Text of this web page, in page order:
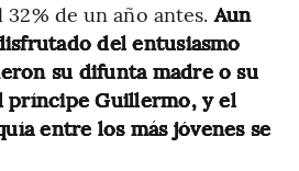
de un año antes. Aun
del entusiasmo
su difunta madre o su
príncipe Guillermo, y el
entre los más jóvenes se